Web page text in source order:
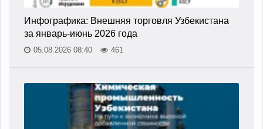
Инфографика: Внешняя торговля Узбекистана
за январь-июнь 2026 года
05.08.2026 08:40 461